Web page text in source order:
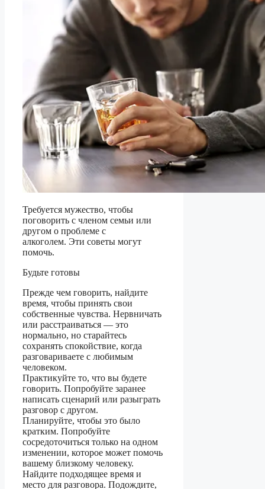
Требуется мужество, чтобы
поговорить с членом семьи или
другом о проблеме с
алкоголем. Эти советы могут
помочь.
Будьте готовы
Прежде чем говорить, найдите
время, чтобы принять свои
собственные чувства. Нервничать
или расстраиваться — это
нормально, но старайтесь
сохранять спокойствие, когда
разговариваете с любимым
человеком.
Практикуйте то, что вы будете
говорить. Попробуйте заранее
написать сценарий или разыграть
разговор с другом.
Планируйте, чтобы это было
кратким. Попробуйте
сосредоточиться только на одном
изменении, которое может помочь
вашему близкому человеку.
Найдите подходящее время и
место для разговора. Подождите,